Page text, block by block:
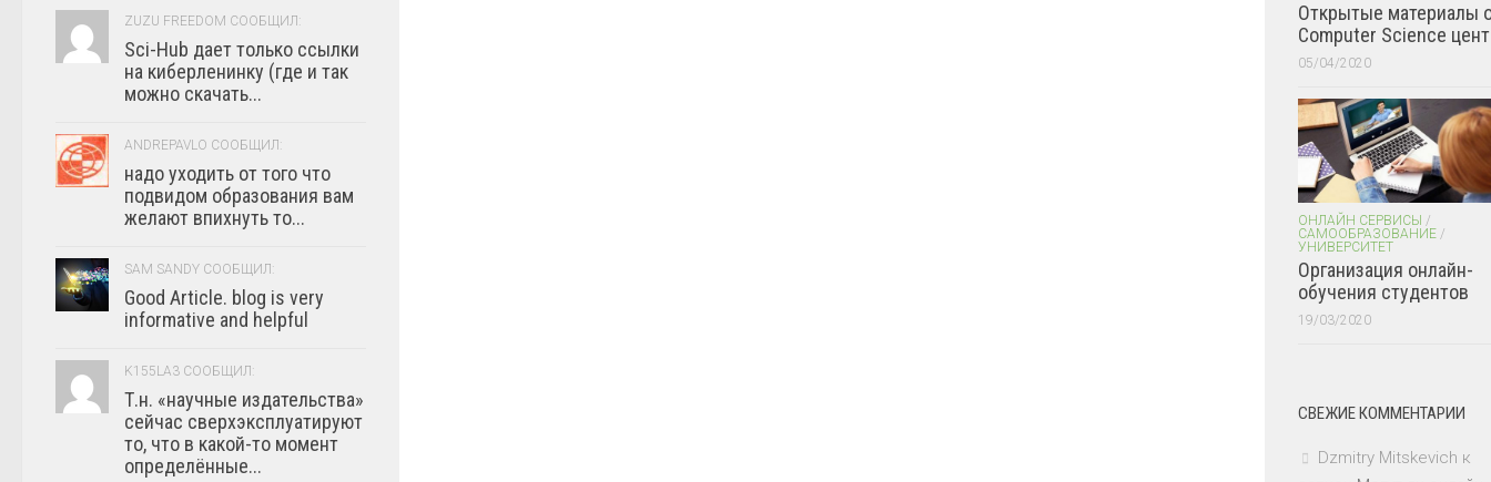
ZUZU FREEDOM СООБЩИЛ:
Sci-Hub дает только ссылки
на киберленинку (где и так
можно скачать...
ANDREPAVLO СООБЩИЛ:
надо уходить от того что
подвидом образования вам
желают впихнуть то...
SAM SANDY СООБЩИЛ:
Good Article. blog is very
informative and helpful
K155LA3 СООБЩИЛ:
Т.н. «научные издательства»
сейчас сверхэксплуатируют
то, что в какой-то момент
определённые...
Открытые материалы
Computer Science
05/04/2020
ОНЛАЙН СЕРВИСЫ /
САМООБРАЗОВАНИЕ /
УНИВЕРСИТЕТ
Организация онлайн-
обучения студентов
19/03/2020
СВЕЖИЕ КОММЕНТАРИИ
Dzmitry Mitskevich к